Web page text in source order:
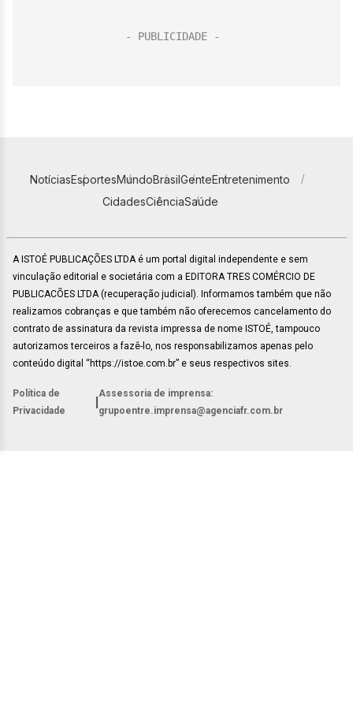
NotíciasEsportesMundoBrasilGenteEntretenimento
CidadesCiênciaSaúde
A ISTOÉ PUBLICAÇÕES LTDA é um portal digital independente e sem
vinculação editorial e societária com a EDITORA TRES COMÉRCIO DE
PUBLICACÕES LTDA (recuperação judicial). Informamos também que não
realizamos cobranças e que também não oferecemos cancelamento do
contrato de assinatura da revista impressa de nome ISTOÉ, tampouco
autorizamos terceiros a fazê-lo, nos responsabilizamos apenas pelo
conteúdo digital “https://istoe.com.br” e seus respectivos sites.
Política de
Privacidade
Assessoria de imprensa:
grupoentre.imprensa@agenciafr.com.br